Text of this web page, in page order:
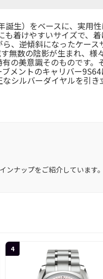
生）をベースに、実用
着けやすいサイズで、
、逆傾斜になったケー
無数の陰影が生まれ、様
の美意識そのものです
メントのキャリバー
シルバーダイヤルを引
ナップをご紹介しています。
4